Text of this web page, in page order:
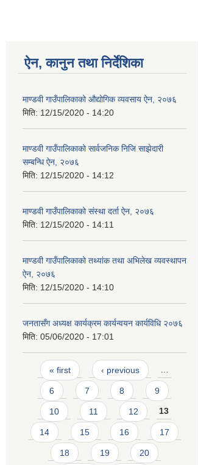
ऐन, कानुन तथा निर्देशिका
माण्डवी गाउँपालिकाको औद्योगिक व्यवसाय ऐन, २०७६
मिति: 12/15/2020 - 14:20
माण्डवी गाउँपालिकाको सार्वजनिक निजि साझेदारी
सम्बन्धि ऐन, २०७६
मिति: 12/15/2020 - 14:12
माण्डवी गाउँपालिकाको संस्था दर्ता ऐन, २०७६
मिति: 12/15/2020 - 14:11
माण्डवी गाउँपालिकाको तथ्यांक तथा अभिलेख व्यवस्थापन
ऐन, २०७६
मिति: 12/15/2020 - 14:10
जनतासँग अध्यक्ष कार्यक्रम कार्यन्वयन कार्यविधि २०७६
मिति: 05/06/2020 - 17:01
Pages
« first ‹ previous …
6 7 8 9
10 11 12 13
14 15 16 17
18 19 20